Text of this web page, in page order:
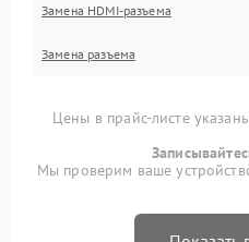
Замена HDMI-разъема
Замена разъема
Цены в прайс-листе
Мы проверим ваше